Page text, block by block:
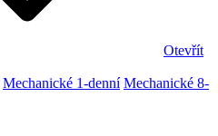
Otevřít
Mechanické 1-denní Mechanické 8-